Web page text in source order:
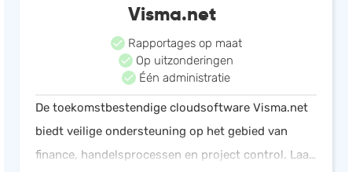
Visma.net
Rapportages op maat
Op uitzonderingen
Één administratie
De toekomstbestendige cloudsoftware Visma.net
biedt veilige ondersteuning op het gebied van
finance, handelsprocessen en project control. Laat